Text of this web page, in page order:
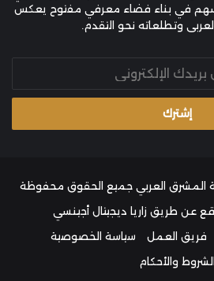
في بناء فضاء معرفي مفتوح يعكس
وتطلعاته نحو التقدم.
2026، مجلة المشرق العربي جميع الحقوق محفوظة
عن طريق زاريا ديجيتال أجينسي
فريق العمل
سياسة الخصوصية
الشروط والأحكام